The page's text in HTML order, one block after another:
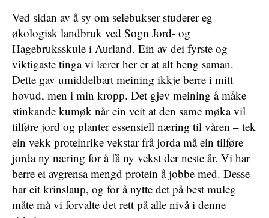
Ved sidan av å sy om selebukser studerer eg
økologisk landbruk ved Sogn Jord- og
Hagebruksskule i Aurland. Ein av dei fyrste og
viktigaste tinga vi lærer her er at alt heng saman.
Dette gav umiddelbart meining ikkje berre i mitt
hovud, men i min kropp. Det gjev meining å måke
stinkande kumøk når ein veit at den same møka vil
tilføre jord og planter essensiell næring til våren – tek
ein vekk proteinrike vekstar frå jorda må ein tilføre
jorda ny næring for å få ny vekst der neste år. Vi har
berre ei avgrensa mengd protein å jobbe med. Desse
har eit krinslaup, og for å nytte det på best muleg
måte må vi forvalte det rett på alle nivå i denne